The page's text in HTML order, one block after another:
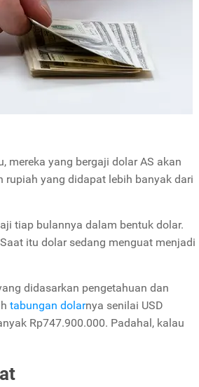
mereka yang bergaji dolar AS akan
yang didapat lebih banyak dari
tiap bulannya dalam bentuk dolar.
itu dolar sedang menguat menjadi
didasarkan pengetahuan dan
tabungan dolarnya senilai USD
Rp747.900.000. Padahal, kalau